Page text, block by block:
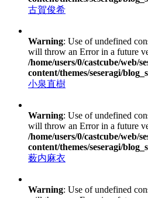
古賀俊希
Warning: Use of undefined
will throw an Error in a future
/home/users/0/castcube/web/
content/themes/seseragi/
小泉直樹
Warning: Use of undefined
will throw an Error in a future
/home/users/0/castcube/web/
content/themes/seseragi/
薮内麻衣
Warning: Use of undefined